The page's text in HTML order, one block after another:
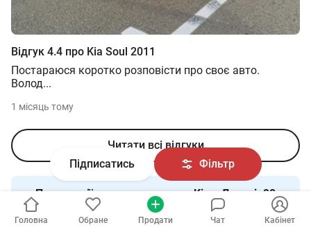
Підписатись Фільтр
Відгук 4.4 про Kia Soul 2011
Постараюся коротко розповісти про своє авто.
Волод...
1 місяць тому
Читати всі відгуки
Пропозиції про продаж новихKia в Львові:90
авто от
25 251 USD — до 60 335
USD в залежності
від комплектації та модифікації авто.
Головна Обране Продати Чат Кабінет